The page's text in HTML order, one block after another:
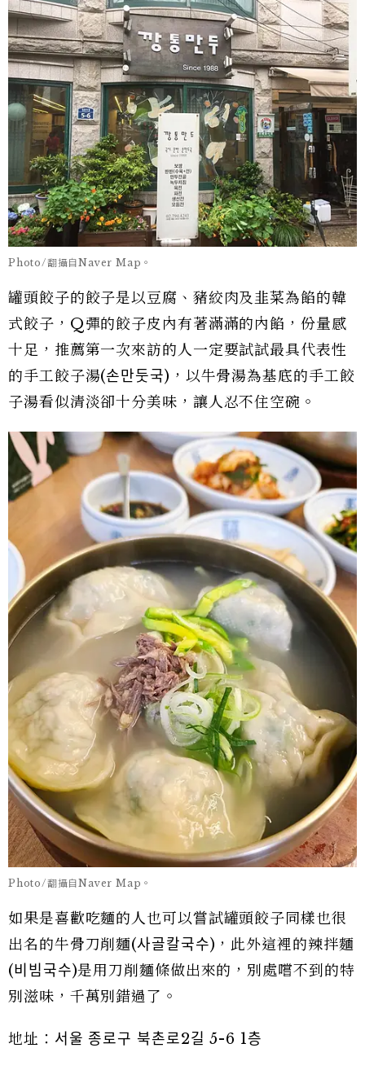
Photo/翻攝自Naver Map。
罐頭餃子的餃子是以豆腐、豬絞肉及韭菜為餡的韓
式餃子，Q彈的餃子皮內有著滿滿的內餡，份量感
十足，推薦第一次來訪的人一定要試試最具代表性
的手工餃子湯(손만둣국)，以牛骨湯為基底的手工餃
子湯看似清淡卻十分美味，讓人忍不住空碗。
Photo/翻攝自Naver Map。
如果是喜歡吃麵的人也可以嘗試罐頭餃子同樣也很
出名的牛骨刀削麵(사골칼국수)，此外這裡的辣拌麵
(비빔국수)是用刀削麵條做出來的，別處嚐不到的特
別滋味，千萬別錯過了。
地址：서울 종로구 북촌로2길 5-6 1층